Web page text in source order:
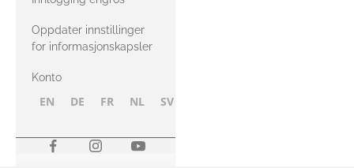
Oppdater innstillinger
for informasjonskapsler
Konto
EN DE FR NL SV